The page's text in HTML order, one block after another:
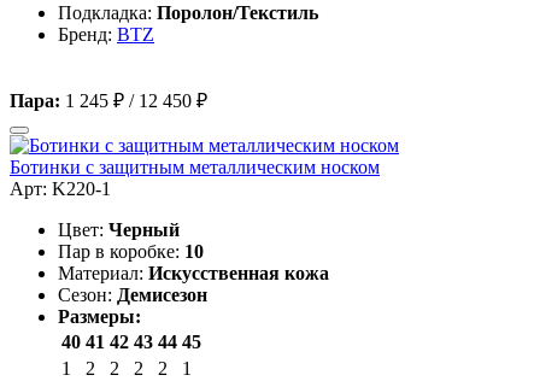
Подкладка: Поролон/Текстиль
Бренд: BTZ
Пара: 1 245 ₽ / 12 450 ₽
Ботинки с защитным металлическим носком
Арт: K220-1
Цвет: Черный
Пар в коробке: 10
Материал: Искусственная кожа
Сезон: Демисезон
Размеры:
40 41 42 43 44 45
1
2 2 2 2
1